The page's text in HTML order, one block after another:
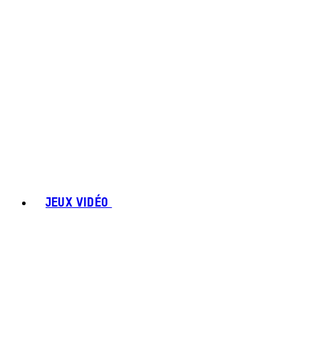
JEUX VIDÉO